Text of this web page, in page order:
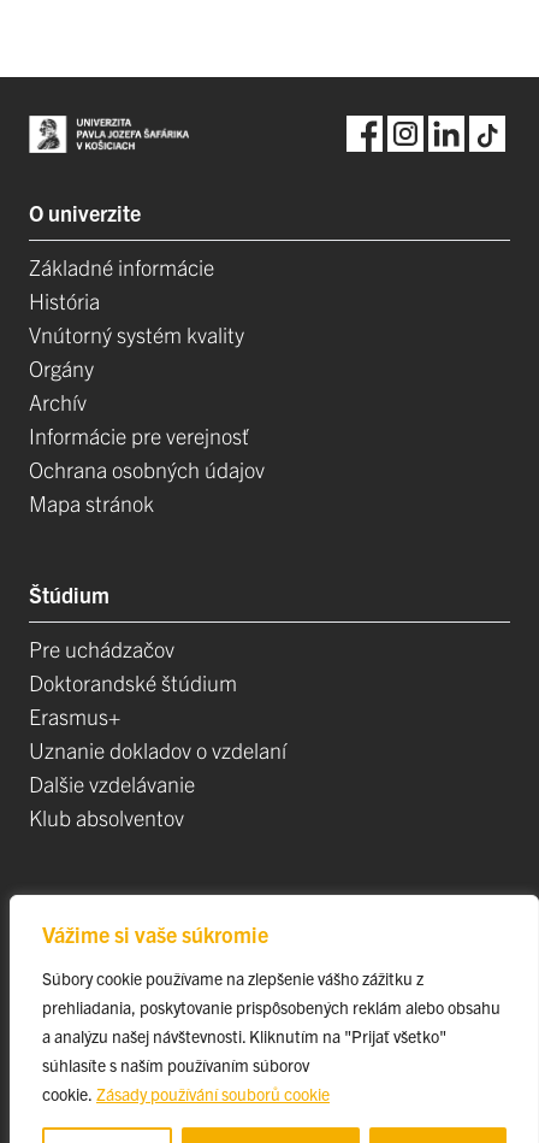
Vážime si vaše súkromie
Súbory cookie používame na zlepšenie vášho zážitku z
prehliadania, poskytovanie prispôsobených reklám alebo obsahu
a analýzu našej návštevnosti. Kliknutím na "Prijať všetko"
súhlasíte s naším používaním súborov
cookie. Zásady používání souborů cookie
O univerzite
Základné informácie
História
Vnútorný systém kvality
Orgány
Archív
Informácie pre verejnosť
Ochrana osobných údajov
Mapa stránok
Štúdium
Pre uchádzačov
Doktorandské štúdium
Erasmus+
Uznanie dokladov o vzdelaní
Dalšie vzdelávanie
Klub absolventov
Projekty
Špičkové tímy
TIP-UPJŠ
Vedecké parky
Evidencia publikačnej činnosti